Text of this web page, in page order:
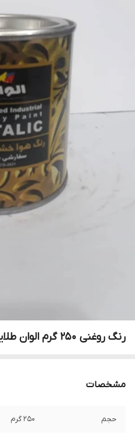
رنگ روغنی 250 گرم الوان طلایی کد 192
مشخصات
حجم 250 گرم